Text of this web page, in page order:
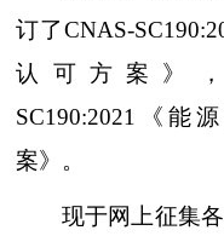
订了CNAS-
认可方案》
SC190:2021《能
案》。
现于网上征集